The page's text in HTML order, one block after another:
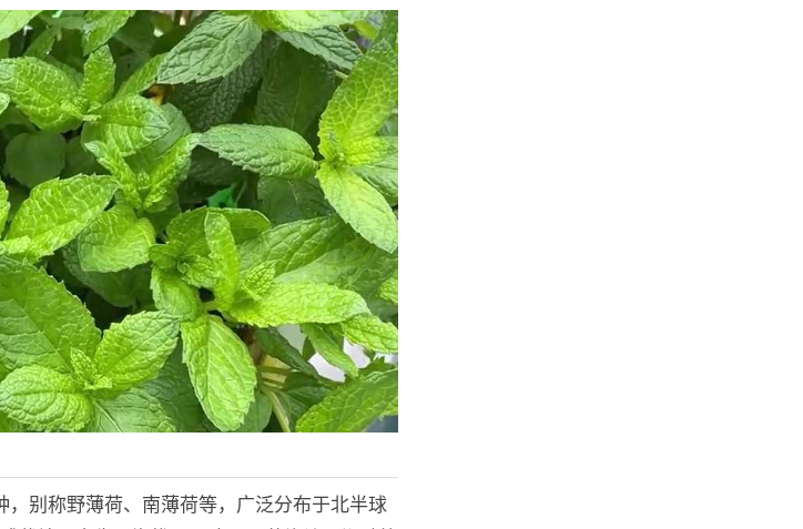
，别称野薄荷、南薄荷等，广泛分布于北半球